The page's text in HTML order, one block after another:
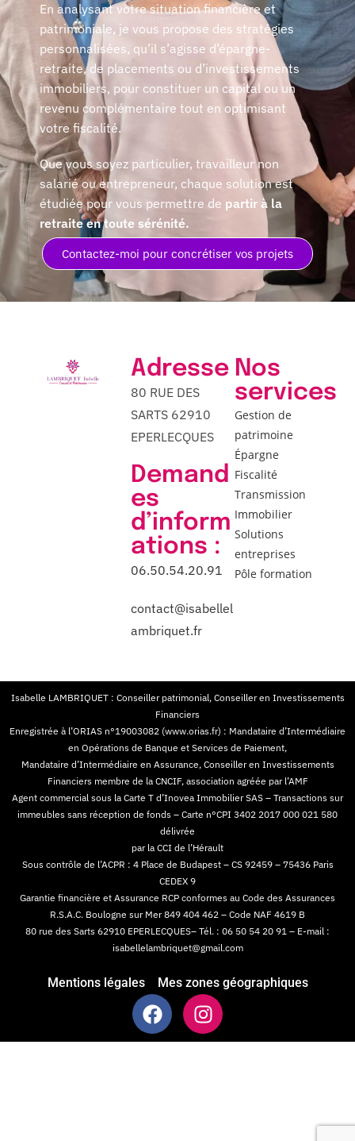
En analysant votre situation financière et
patrimoniale, je vous propose des stratégies
personnalisées, qu’il s’agisse d’épargne-
retraite, de placements ou d’investissements
immobiliers, pour constituer un capital ou un
revenu complémentaire tout en optimisant
votre fiscalité.
Que vous soyez particulier, travailleur non
salarié ou entrepreneur, chaque solution est
étudiée pour vous permettre de partir à la
retraite en toute sérénité.
Contactez-moi pour concrétiser vos projets
Nos
services
Gestion de
patrimoine
Épargne
Fiscalité
Transmission
Immobilier
Solutions
entreprises
Pôle formation
Adresse
80 RUE DES
SARTS 62910
EPERLECQUES
Demand
es
d’inform
ations :
06.50.54.20.91
contact@isabellel
ambriquet.fr
Isabelle LAMBRIQUET : Conseiller patrimonial, Conseiller en Investissements
Financiers
Enregistrée à l’ORIAS n°19003082 (www.orias.fr) : Mandataire d’Intermédiaire
en Opérations de Banque et Services de Paiement,
Mandataire d’Intermédiaire en Assurance, Conseiller en Investissements
Financiers membre de la CNCIF, association agréée par l’AMF
Agent commercial sous la Carte T d’Inovea Immobilier SAS – Transactions sur
immeubles sans réception de fonds – Carte n°CPI 3402 2017 000 021 580
délivrée
par la CCI de l’Hérault
Sous contrôle de l’ACPR : 4 Place de Budapest – CS 92459 – 75436 Paris
CEDEX 9
Garantie financière et Assurance RCP conformes au Code des Assurances
R.S.A.C. Boulogne sur Mer 849 404 462 – Code NAF 4619 B
80 rue des Sarts 62910 EPERLECQUES– Tél. : 06 50 54 20 91 – E-mail :
isabellelambriquet@gmail.com
Mentions légales Mes zones géographiques